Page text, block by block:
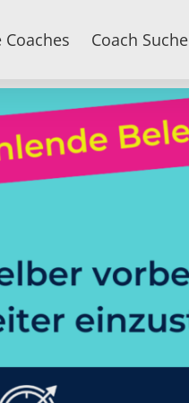
Coach Suche